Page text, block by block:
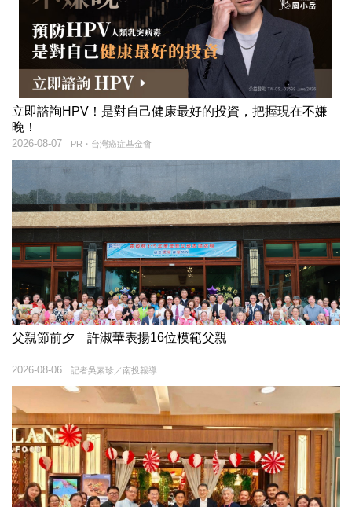
立即諮詢HPV！是對自己健康最好的投資，把握現在不嫌
晚！
PR・台灣癌症基金會
2026-08-07
父親節前夕 許淑華表揚16位模範父親
記者吳素珍／南投報導
2026-08-06